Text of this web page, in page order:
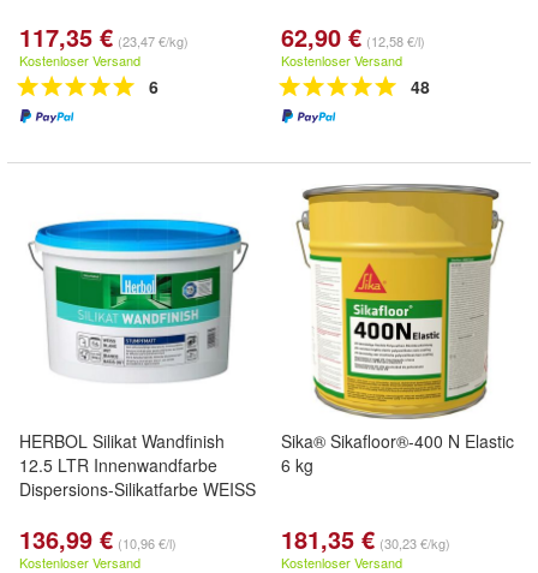
117,35 € (23,47 €/kg)
Kostenloser Versand
6
62,90 € (12,58 €/l)
Kostenloser Versand
48
HERBOL Silikat Wandfinish
12.5 LTR Innenwandfarbe
Dispersions-Silikatfarbe WEISS
136,99 € (10,96 €/l)
Kostenloser Versand
Sika® Sikafloor®-400 N Elastic
6 kg
181,35 € (30,23 €/kg)
Kostenloser Versand